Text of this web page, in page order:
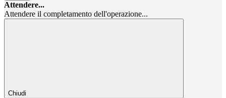
Attendere...
Attendere il completamento dell'operazione...
Chiudi